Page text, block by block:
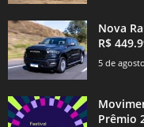
Nova
R$
5 de
Prêmio